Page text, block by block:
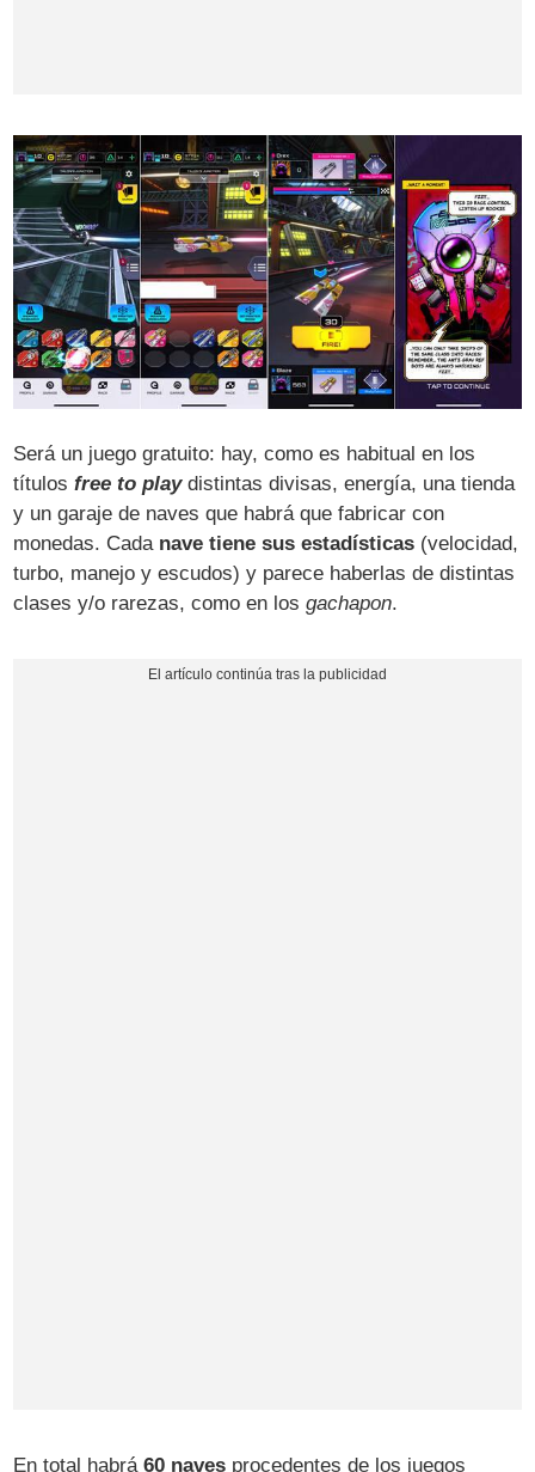
Será un juego gratuito: hay, como es habitual en los
títulosfree to playdistintas divisas, energía, una tienda
y un garaje de naves que habrá que fabricar con
monedas. Cada nave tiene sus estadísticas (velocidad,
turbo, manejo y escudos) y parece haberlas de distintas
clases y/o rarezas, como en losgachapon.
En total habrá60 naves procedentes de los juegos